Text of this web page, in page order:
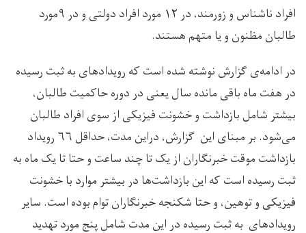
افراد ناشناس و زورمند، در ۱۲ مورد افراد دولتی و در ۹مورد
طالبان مظنون و یا متهم هستند.
در ادامه‌ی گزارش نوشته شده است که رویدادهای به ثبت رسیده
در هفت ماه باقی مانده سال یعنی در دوره حاکمیت طالبان،
بیشتر شامل بازداشت و خشونت فیزیکی از سوی افراد طالبان
می‌شود. بر مبنای این گزارش، دراین مدت، حداقل ۶۶ رویداد
بازداشت موقت خبرنگاران از یک تا چند ساعت و حتا تا یک ماه به
ثبت رسیده است که این بازداشت‌ها در بیشتر موارد با خشونت
فیزیکی و توهین، و حتا شکنجه خبرنگاران توام بوده است. سایر
رویدادهای به ثبت رسیده در این مدت شامل پنج مورد تهدید